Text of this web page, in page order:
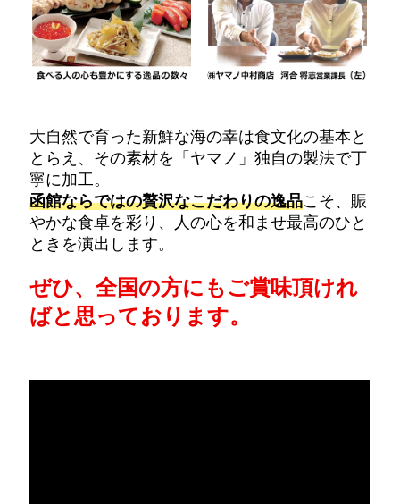
大自然で育った新鮮な海の幸は食文化の基本と
とらえ、その素材を「ヤマノ」独自の製法で丁
寧に加工。
函館ならではの贅沢なこだわりの逸品こそ、賑
やかな食卓を彩り、人の心を和ませ最高のひと
ときを演出します。
ぜひ、全国の方にもご賞味頂けれ
ばと思っております。